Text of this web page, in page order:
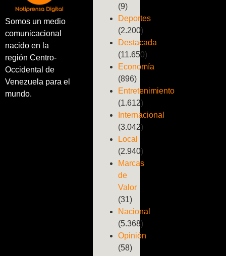
Somos un medio
comunicacional
nacido en la
región Centro-
Occidental de
Venezuela para el
mundo.
(9)
Deportes
(2.200)
Destacada
(11.650)
Economía
(896)
Entretenimiento
(1.612)
Internacional
(3.042)
Local
(2.940)
Marcas
de
Valor
(31)
Nacional
(5.368)
Opinión
(58)